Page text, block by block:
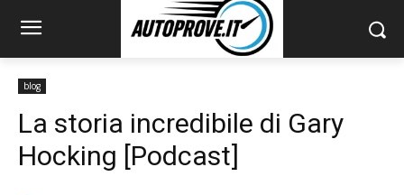
blog
La storia incredibile di Gary
Hocking [Podcast]